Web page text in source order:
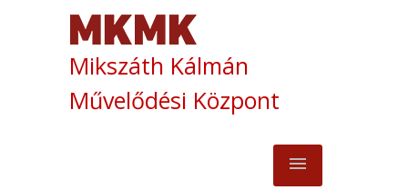
Mikszáth Kálmán
Művelődési Központ